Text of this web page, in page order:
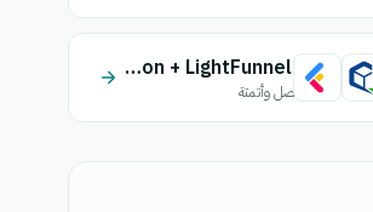
Quick Livraison + LightFunnels
اتصل وأتمتة